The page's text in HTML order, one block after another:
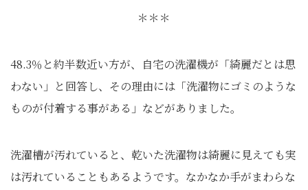
＊＊＊
48.3％と約半数近い方が、自宅の洗濯機が「綺麗だとは思
わない」と回答し、その理由には「洗濯物にゴミのような
ものが付着する事がある」などがありました。
洗濯槽が汚れていると、乾いた洗濯物は綺麗に見えても実
は汚れていることもあるようです。なかなか手がまわらな